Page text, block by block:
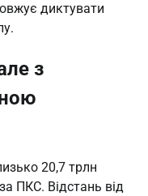
диктувати
з
20,7 трлн
ПКС. Відстань від